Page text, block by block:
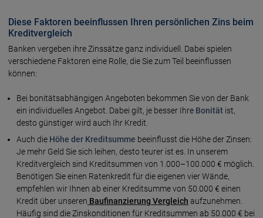
Diese Faktoren beeinflussen Ihren persönlichen Zins beim
Kreditvergleich
Banken vergeben ihre Zinssätze ganz individuell. Dabei spielen
verschiedene Faktoren eine Rolle, die Sie zum Teil beeinflussen
können:
Bei bonitätsabhängigen Angeboten bekommen Sie von der Bank
ein individuelles Angebot. Dabei gilt, je besser Ihre Bonität ist,
desto günstiger wird auch Ihr Kredit.
Auch die Höhe der Kreditsumme beeinflusst die Höhe der Zinsen:
Je mehr Geld Sie sich leihen, desto teurer ist es. In unserem
Kreditvergleich sind Kreditsummen von 1.000–100.000 € möglich.
Benötigen Sie einen Ratenkredit für die eigenen vier Wände,
empfehlen wir Ihnen ab einer Kreditsumme von 50.000 € einen
Kredit über unseren Baufinanzierung Vergleich aufzunehmen.
Häufig sind die Zinskonditionen für Kreditsummen ab 50.000 € bei